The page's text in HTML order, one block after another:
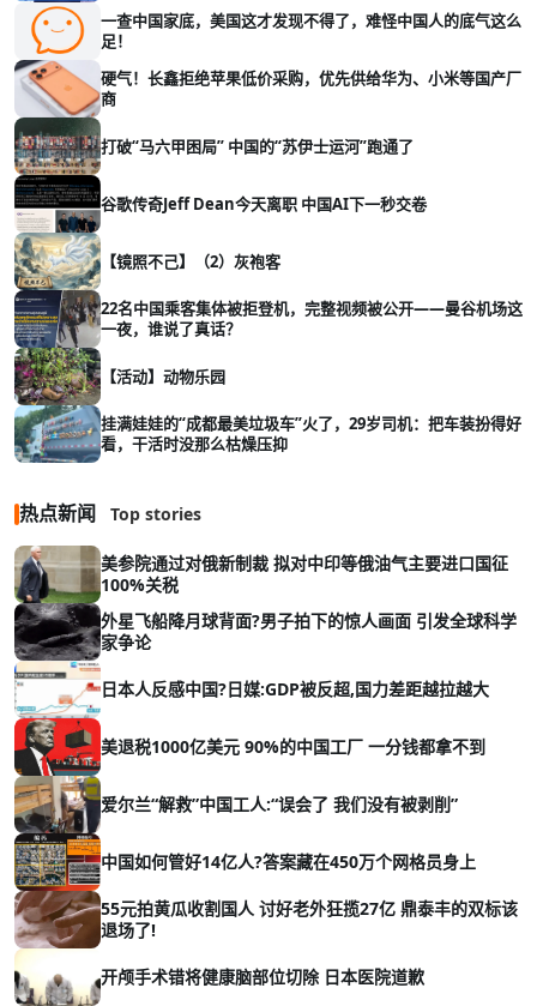
一查中国家底，美国这才发现不得了，难怪中国人的底气这么
足！
硬气！长鑫拒绝苹果低价采购，优先供给华为、小米等国产厂
商
打破“马六甲困局” 中国的“苏伊士运河”跑通了
谷歌传奇Jeff Dean今天离职 中国AI下一秒交卷
【镜照不己】（2）灰袍客
22名中国乘客集体被拒登机，完整视频被公开——曼谷机场这
一夜，谁说了真话？
【活动】动物乐园
挂满娃娃的“成都最美垃圾车”火了，29岁司机：把车装扮得好
看，干活时没那么枯燥压抑
热点新闻 Top stories
美参院通过对俄新制裁 拟对中印等俄油气主要进口国征
100%关税
外星飞船降月球背面?男子拍下的惊人画面 引发全球科学
家争论
日本人反感中国?日媒:GDP被反超,国力差距越拉越大
美退税1000亿美元 90%的中国工厂 一分钱都拿不到
爱尔兰“解救”中国工人:“误会了 我们没有被剥削”
中国如何管好14亿人?答案藏在450万个网格员身上
55元拍黄瓜收割国人 讨好老外狂揽27亿 鼎泰丰的双标该
退场了!
开颅手术错将健康脑部位切除 日本医院道歉